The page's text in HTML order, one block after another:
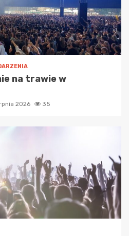
na trawie w
2026 35